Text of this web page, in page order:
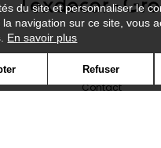
Contact
du site et personnaliser le
la navigation sur ce site, vous
En savoir plus
Refuser